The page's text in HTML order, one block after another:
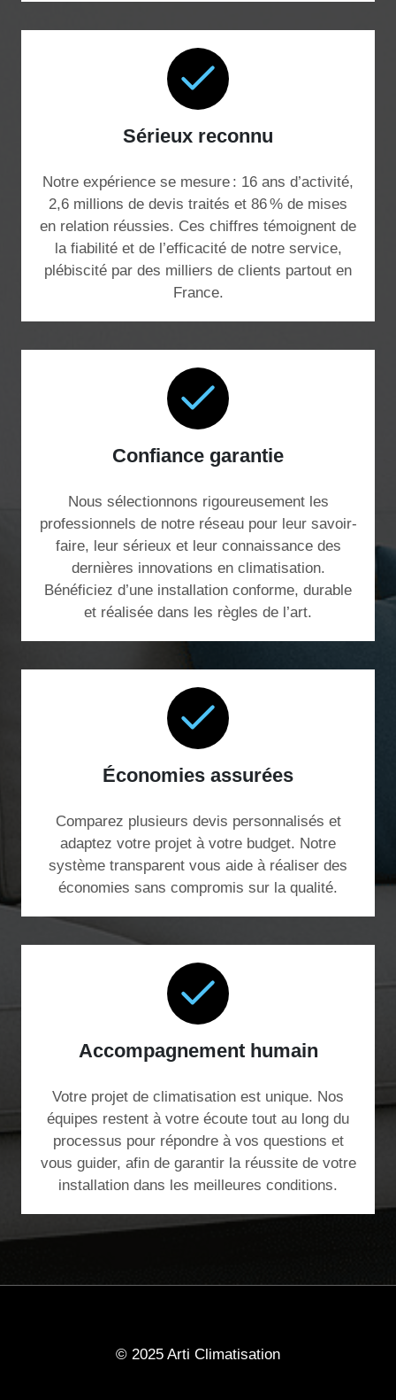
Sérieux reconnu
Notre expérience se mesure : 16 ans d’activité,
2,6 millions de devis traités et 86 % de mises
en relation réussies. Ces chiffres témoignent de
la fiabilité et de l’efficacité de notre service,
plébiscité par des milliers de clients partout en
France.
Confiance garantie
Nous sélectionnons rigoureusement les
professionnels de notre réseau pour leur savoir-
faire, leur sérieux et leur connaissance des
dernières innovations en climatisation.
Bénéficiez d’une installation conforme, durable
et réalisée dans les règles de l’art.
Économies assurées
Comparez plusieurs devis personnalisés et
adaptez votre projet à votre budget. Notre
système transparent vous aide à réaliser des
économies sans compromis sur la qualité.
Accompagnement humain
Votre projet de climatisation est unique. Nos
équipes restent à votre écoute tout au long du
processus pour répondre à vos questions et
vous guider, afin de garantir la réussite de votre
installation dans les meilleures conditions.
© 2025 Arti Climatisation